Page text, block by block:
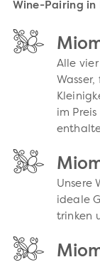
Wine-Pairing in
Alle
im
Unsere
ideale
trinken